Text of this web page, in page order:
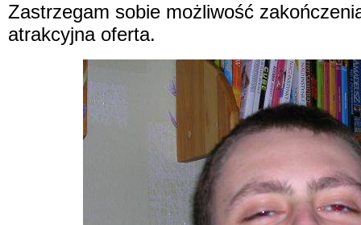
Zastrzegam sobie możliwość
atrakcyjna oferta.